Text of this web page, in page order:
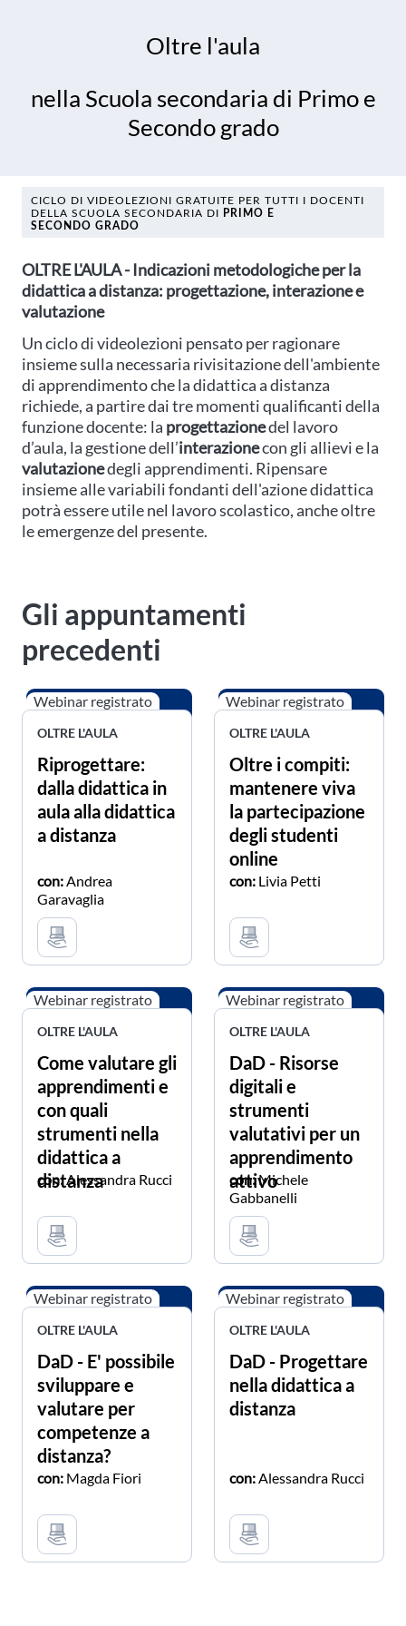
Oltre l'aula
nella Scuola secondaria di Primo e
Secondo grado
CICLO DI VIDEOLEZIONI GRATUITE PER TUTTI I DOCENTI
DELLA SCUOLA SECONDARIA DI PRIMO E
SECONDO GRADO
OLTRE L'AULA - Indicazioni metodologiche per la
didattica a distanza: progettazione, interazione e
valutazione
Un ciclo di videolezioni pensato per ragionare
insieme sulla necessaria rivisitazione dell'ambiente
di apprendimento che la didattica a distanza
richiede, a partire dai tre momenti qualificanti della
funzione docente: la progettazionedel lavoro
d’aula, la gestione dell’interazionecon gli allievi e la
valutazionedegli apprendimenti. Ripensare
insieme alle variabili fondanti dell'azione didattica
potrà essere utile nel lavoro scolastico, anche oltre
le emergenze del presente.
Gli appuntamenti
precedenti
Webinar registrato
OLTRE L'AULA
Riprogettare:
dalla didattica in
aula alla didattica
a distanza
con: Andrea
Garavaglia
Webinar registrato
OLTRE L'AULA
Oltre i compiti:
mantenere viva
la partecipazione
degli studenti
online
con: Livia Petti
Webinar registrato
OLTRE L'AULA
Come valutare gli
apprendimenti e
con quali
strumenti nella
didattica a
distanza
con:Alessandra Rucci
Webinar registrato
OLTRE L'AULA
DaD - Risorse
digitali e
strumenti
valutativi per un
apprendimento
attivo
con:Michele
Gabbanelli
Webinar registrato
OLTRE L'AULA
DaD - E' possibile
sviluppare e
valutare per
competenze a
distanza?
con: Magda Fiori
Webinar registrato
OLTRE L'AULA
DaD - Progettare
nella didattica a
distanza
con: Alessandra Rucci